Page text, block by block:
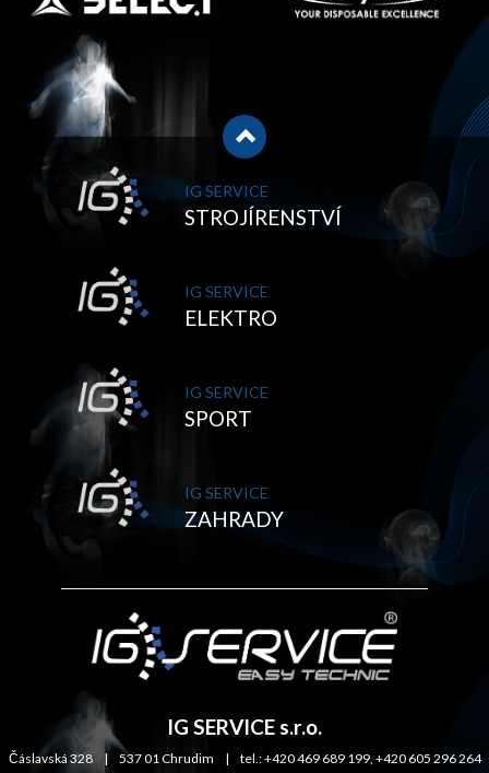
IG SERVICE
STROJÍRENSTVÍ
IG SERVICE
ELEKTRO
IG SERVICE
SPORT
IG SERVICE
ZAHRADY
IG SERVICE s.r.o.
Čáslavská 328 | 537 01 Chrudim | tel.: +420 469 689 199, +420 605 296 264